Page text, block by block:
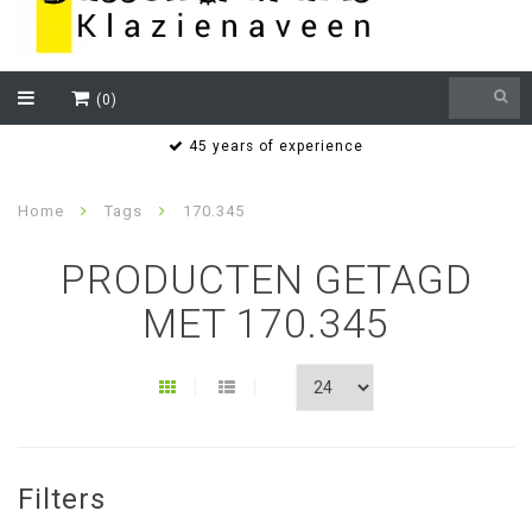
(0)
45 years of experience
Home Tags 170.345
PRODUCTEN GETAGD
MET 170.345
Filters